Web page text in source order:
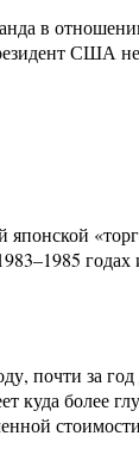
в
США
почти за
более